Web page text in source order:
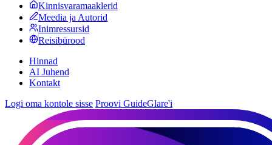
Kinnisvaramaaklerid
Meedia ja Autorid
Inimressursid
Reisibürood
Hinnad
AI Juhend
Kontakt
Logi oma kontole sisse Proovi GuideGlare'i